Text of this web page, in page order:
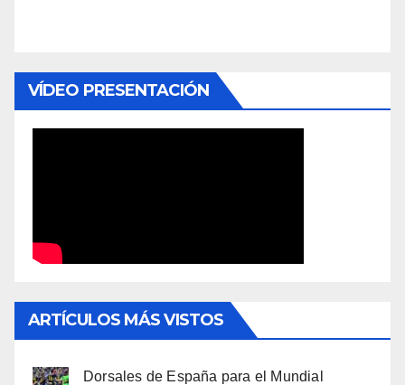
VÍDEO PRESENTACIÓN
ARTÍCULOS MÁS VISTOS
Dorsales de España para el Mundial